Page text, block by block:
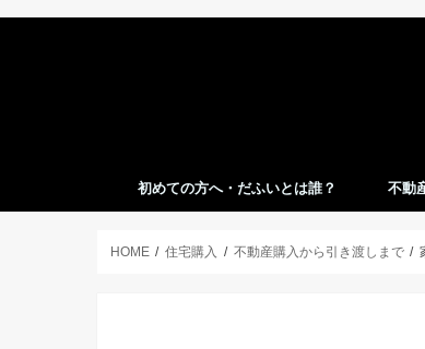
初めての方へ・だふいとは誰？ 不動
HOME 住宅購入 不動産購入から引き渡しまで